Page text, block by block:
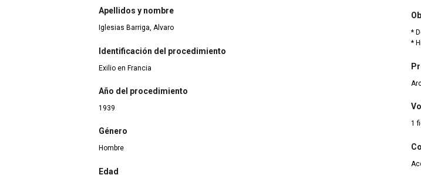
Apellidos y nombre
Iglesias Barriga, Alvaro
Identificación del procedimiento
Exilio en Francia
Año del procedimiento
1939
Género
Hombre
Edad
*
*
1